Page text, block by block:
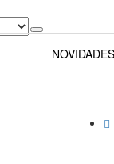
NOVIDADES